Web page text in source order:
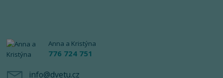
Anna a Kristýna
776 724 751
info@dvetu.cz